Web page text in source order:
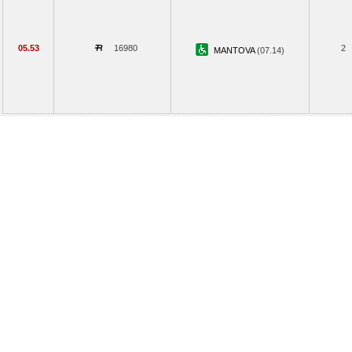
05.53 16980 MANTOVA(07.14) 2